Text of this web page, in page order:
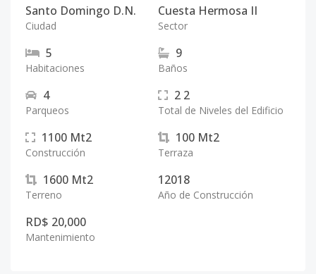
Santo Domingo D.N.
Ciudad
Cuesta Hermosa II
Sector
5
Habitaciones
9
Baños
4
Parqueos
2 2
Total de Niveles del Edificio
1100 Mt2
Construcción
100 Mt2
Terraza
1600 Mt2
Terreno
12018
Año de Construcción
RD$ 20,000
Mantenimiento